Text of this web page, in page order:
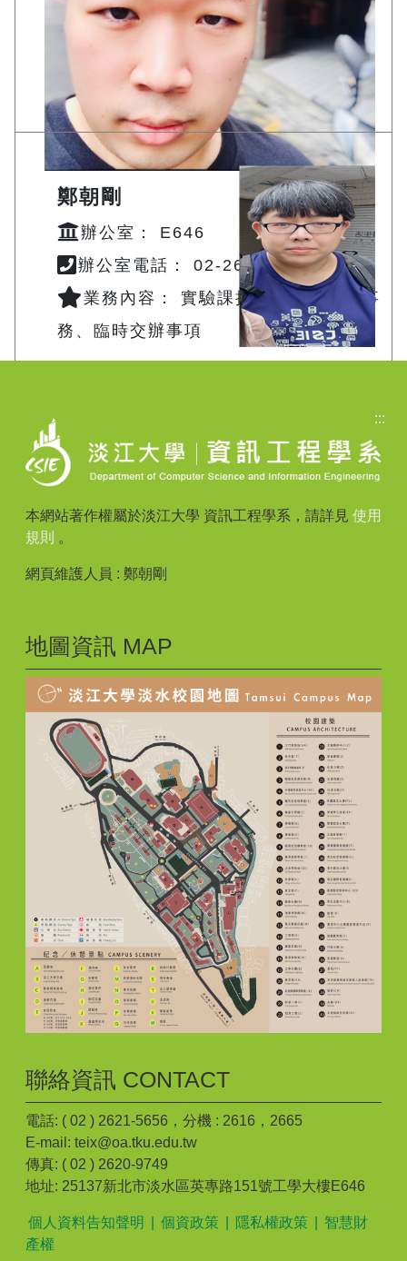
鄭朝剛
辦公室： E646
辦公室電話： 02-2621-5656#3737
業務內容： 實驗課授課、行政相關事
務、臨時交辦事項
辦公室電話： 02-2621-5656#3750
:::
本網站著作權屬於淡江大學 資訊工程學系，請詳見 使用
規則 。
網頁維護人員 : 鄭朝剛
地圖資訊 MAP
聯絡資訊 CONTACT
電話: ( 02 ) 2621-5656，分機 : 2616，2665
E-mail: teix@oa.tku.edu.tw
傳真: ( 02 ) 2620-9749
地址: 25137新北市淡水區英專路151號工學大樓E646
個人資料告知聲明 個資政策 隱私權政策
智慧財
產權